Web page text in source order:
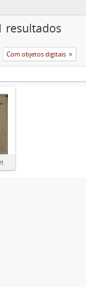
resultados
Com objetos digitais